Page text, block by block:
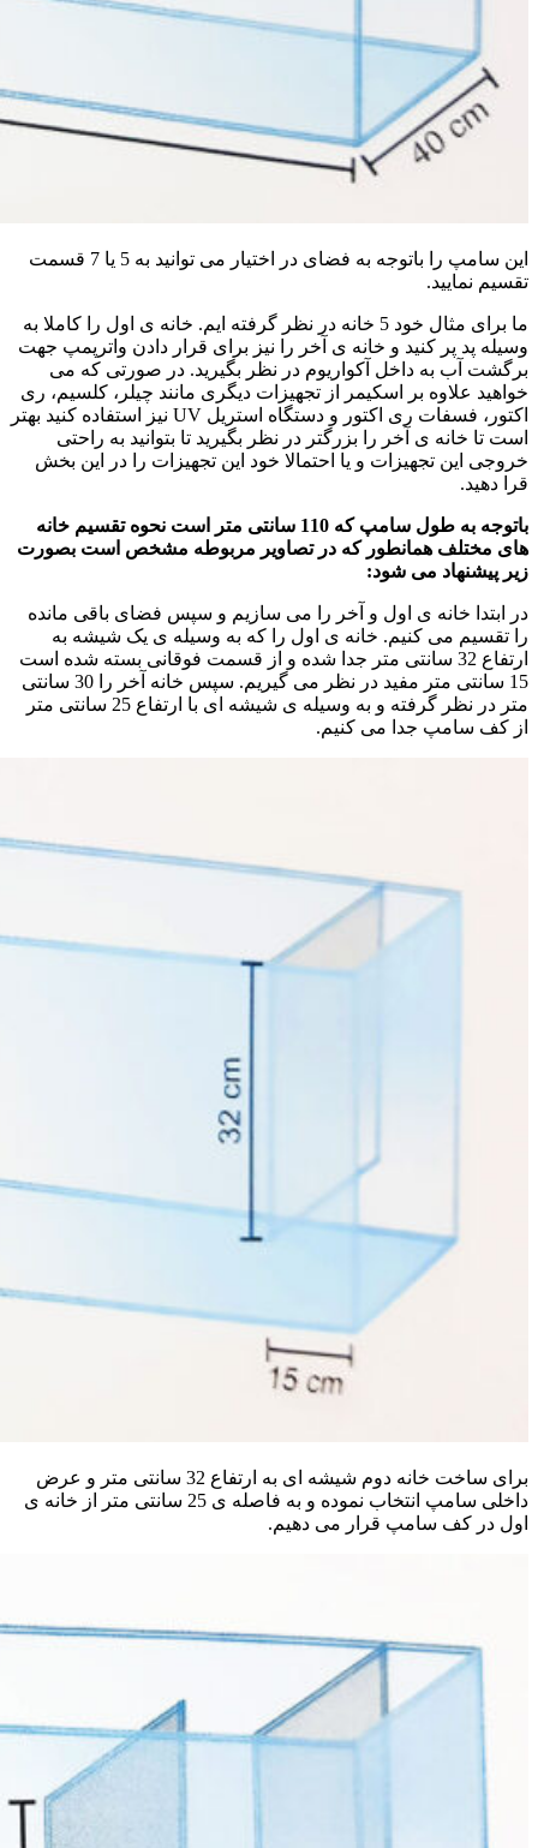
این سامپ را باتوجه به فضای در اختیار می توانید به 5 یا 7 قسمت
تقسیم نمایید.
ما برای مثال خود 5 خانه در نظر گرفته ایم. خانه ی اول را کاملا به
وسیله پد پر کنید و خانه ی آخر را نیز برای قرار دادن واترپمپ جهت
برگشت آب به داخل آکواریوم در نظر بگیرید. در صورتی که می
خواهید علاوه بر اسکیمر از تجهیزات دیگری مانند چیلر، کلسیم، ری
اکتور، فسفات ری اکتور و دستگاه استریل UV نیز استفاده کنید بهتر
است تا خانه ی آخر را بزرگتر در نظر بگیرید تا بتوانید به راحتی
خروجی این تجهیزات و یا احتمالا خود این تجهیزات را در این بخش
قرا دهید.
باتوجه به طول سامپ که 110 سانتی متر است نحوه تقسیم خانه
های مختلف همانطور که در تصاویر مربوطه مشخص است بصورت
زیر پیشنهاد می شود:
در ابتدا خانه ی اول و آخر را می سازیم و سپس فضای باقی مانده
را تقسیم می کنیم. خانه ی اول را که به وسیله ی یک شیشه به
ارتفاع 32 سانتی متر جدا شده و از قسمت فوقانی بسته شده است
15 سانتی متر مفید در نظر می گیریم. سپس خانه آخر را 30 سانتی
متر در نظر گرفته و به وسیله ی شیشه ای با ارتفاع 25 سانتی متر
از کف سامپ جدا می کنیم.
برای ساخت خانه دوم شیشه ای به ارتفاع 32 سانتی متر و عرض
داخلی سامپ انتخاب نموده و به فاصله ی 25 سانتی متر از خانه ی
اول در کف سامپ قرار می دهیم.